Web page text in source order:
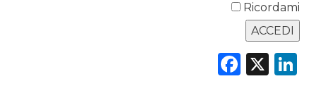
Ricordami
X